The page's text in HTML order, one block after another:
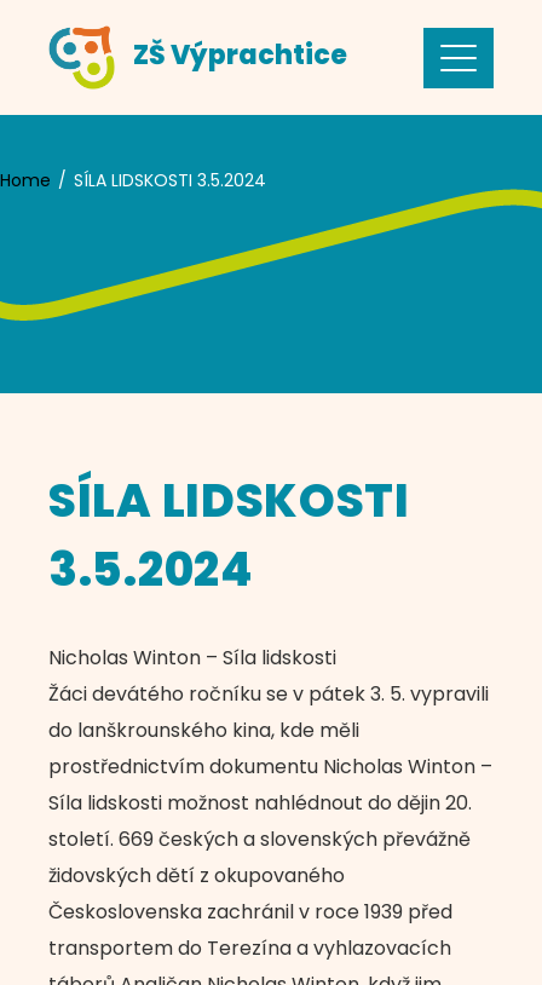
content
ZŠ Výprachtice
Home SÍLA LIDSKOSTI 3.5.2024
SÍLA LIDSKOSTI
3.5.2024
Nicholas Winton – Síla lidskosti
Žáci devátého ročníku se v pátek 3. 5. vypravili
do lanškrounského kina, kde měli
prostřednictvím dokumentu Nicholas Winton –
Síla lidskosti možnost nahlédnout do dějin 20.
století. 669 českých a slovenských převážně
židovských dětí z okupovaného
Československa zachránil v roce 1939 před
transportem do Terezína a vyhlazovacích